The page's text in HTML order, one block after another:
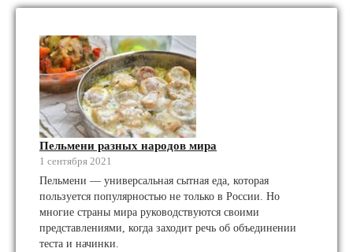
Пельмени разных народов мира
1 сентября 2021
Пельмени — универсальная сытная еда, которая
пользуется популярностью не только в России. Но
многие страны мира руководствуются своими
представлениями, когда заходит речь об объединении
теста и начинки.